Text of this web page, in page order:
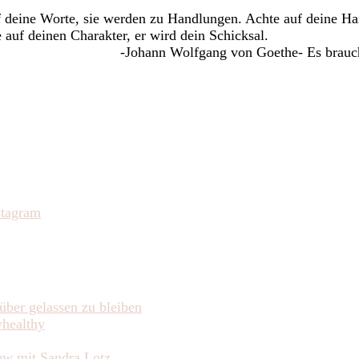
auf…
Worte, sie werden zu Handlungen. Achte auf deine
deinen Charakter, er wird dein Schicksal.
braucht immer eine gewisse
gelassen zu bleiben